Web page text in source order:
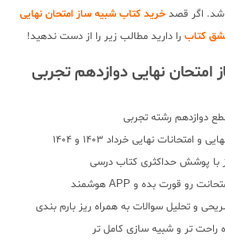
اگر قصد خرید کتاب شبیه ساز امتحان نهایی
کتاب را دارید مطالب زیر را از دست ندهید!
نهایی دوازدهم تجربی